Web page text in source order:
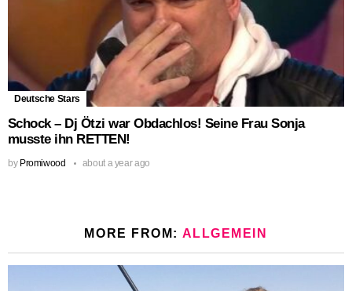
Deutsche Stars
Schock – Dj Ötzi war Obdachlos! Seine Frau Sonja
musste ihn RETTEN!
by Promiwood about a year ago
MORE FROM: ALLGEMEIN